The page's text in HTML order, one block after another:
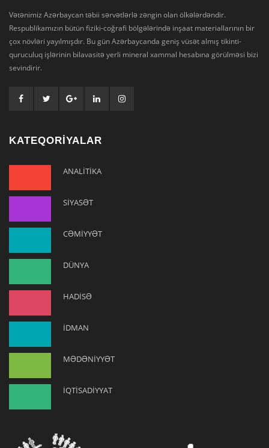
Vətənimiz Azərbaycan təbii sərvətlərlə zəngin olan ölkələrdəndir.
Respublikamızın bütün fiziki-coğrafi bölgələrində inşaat materiallarının bir
çox növləri yayılmışdır. Bu gün Azərbaycanda geniş vüsət almış tikinti-
quruculuq işlərinin bilavasitə yerli mineral xammal hesabına görülməsi bizi
sevindirir.
KATEQORİYALAR
ANALİTİKA
SİYASƏT
CƏMİYYƏT
DÜNYA
HADİSƏ
İDMAN
MƏDƏNİYYƏT
İQTİSADİYYAT